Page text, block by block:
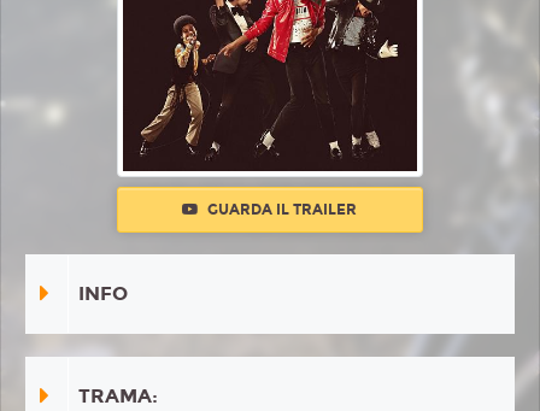
GUARDA IL TRAILER
INFO
TRAMA: